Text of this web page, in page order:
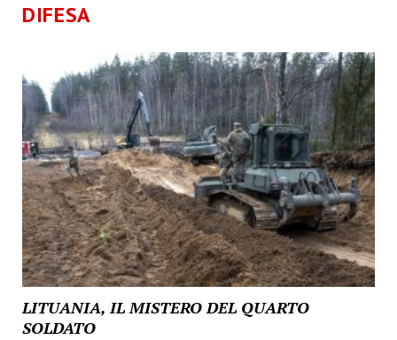
DIFESA
LITUANIA, IL MISTERO DEL QUARTO
SOLDATO